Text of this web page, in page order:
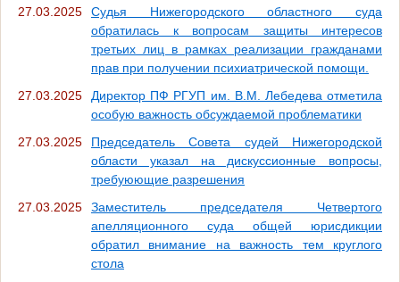
27.03.2025
Судья Нижегородского областного суда
обратилась к вопросам защиты интересов
третьих лиц в рамках реализации гражданами
прав при получении психиатрической помощи.
27.03.2025
Директор ПФ РГУП им. В.М. Лебедева отметила
особую важность обсуждаемой проблематики
27.03.2025
Председатель Совета судей Нижегородской
области указал на дискуссионные вопросы,
требуюющие разрешения
27.03.2025
Заместитель председателя Четвертого
апелляционного суда общей юрисдикции
обратил внимание на важность тем круглого
стола